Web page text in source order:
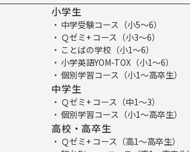
小学生
中学受験コース（小5～6）
Ｑゼミ+ コース（小3～6）
ことばの学校（小1～6）
小学英語YOM-TOX（小1～6）
個別学習コース（小1～高卒生）
中学生
Ｑゼミ+ コース（中1～3）
個別学習コース（小1～高卒生）
高校・高卒生
Ｑゼミ+ コース（高1～高卒生）